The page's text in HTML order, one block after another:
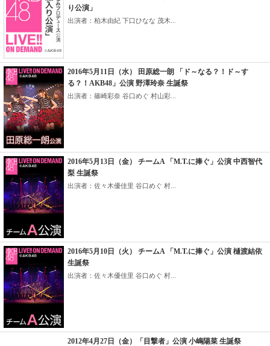
り公演」
出演者：柏木由紀 下口ひなな 茂木...
2016年5月11日（水） 田原総一朗 「ド～なる？！ド～す
る？！AKB48」公演 野澤玲奈 生誕祭
出演者：篠崎彩奈 谷口めぐ 村山彩...
2016年5月13日（金） チームA 「M.T.に捧ぐ」公演 中西智代
梨 生誕祭
出演者：佐々木優佳里 谷口めぐ 村...
2016年5月10日（火） チームA 「M.T.に捧ぐ」公演 樋渡結依
生誕祭
出演者：佐々木優佳里 谷口めぐ 村...
2012年4月27日（金）「目撃者」公演 小嶋陽菜 生誕祭